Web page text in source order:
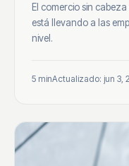
El comercio sin
está llevando a las
nivel.
5 minActualizado: jun 3,